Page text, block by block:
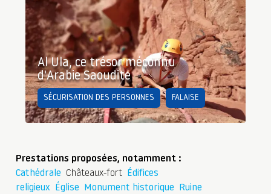
Al Ula, ce trésor méconnu
d'Arabie Saoudite
SÉCURISATION DES PERSONNES FALAISE
Prestations proposées, notamment :
Cathédrale
Châteaux-fort Édifices
religieux
Église Monument historique
Ruine